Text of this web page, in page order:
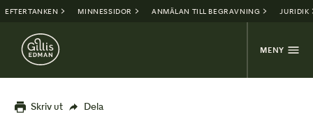
EFTERTANKEN MINNESSIDOR ANMÄLAN TILL BEGRAVNING JURIDIK
MENY
Skriv ut Dela